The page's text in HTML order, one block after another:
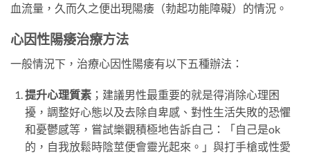
血流量，久而久之便出現陽痿（勃起功能障礙）的情況。
心因性陽痿治療方法
一般情況下，治療心因性陽痿有以下五種辦法：
提升心理質素；建議男性最重要的就是得消除心理困
擾，調整好心態以及去除自卑感、對性生活失敗的恐懼
和憂鬱感等，嘗試樂觀積極地告訴自己：「自己是ok
的，自我放鬆時陰莖便會靈光起來。」與打手槍或性愛